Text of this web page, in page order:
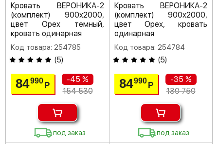
Кровать ВЕРОНИКА-2
(комплект) 900х2000,
цвет Орех темный,
кровать одинарная
Код товара: 254785
(5)
84990Р
-45 %
154 530
под заказ
Кровать ВЕРОНИКА-2
(комплект) 900х2000,
цвет Орех, кровать
одинарная
Код товара: 254784
(5)
84990 Р
-35 %
130 750
под заказ